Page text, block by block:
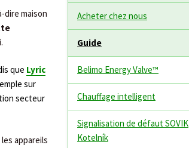
dire maison
que Lyric
sur
secteur
appareils
Acheter chez nous
Guide
Belimo Energy Valve™
Chauffage intelligent
Signalisation de défaut SOVIK
Kotelník